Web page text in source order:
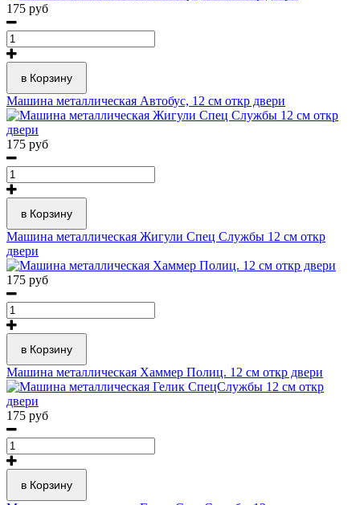
175 руб
в Корзину
Машина металлическая Автобус, 12 см откр двери
175 руб
в Корзину
Машина металлическая Жигули Спец Службы 12 см откр
двери
175 руб
в Корзину
Машина металлическая Хаммер Полиц. 12 см откр двери
175 руб
в Корзину